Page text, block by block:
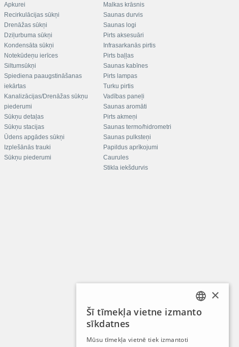
Apkurei
Recirkulācijas sūkņi
Drenāžas sūkņi
Dziļurbuma sūkņi
Kondensāta sūkņi
Notekūdeņu ierīces
Siltumsūkņi
Spiediena paaugstināšanas
iekārtas
Kanalizācijas/Drenāžas sūkņu
piederumi
Sūkņu detaļas
Sūkņu stacijas
Ūdens apgādes sūkņi
Izplešānās trauki
Sūkņu piederumi
Malkas krāsnis
Saunas durvis
Saunas logi
Pirts aksesuāri
Infrasarkanās pirtis
Pirts baļļas
Saunas kabīnes
Pirts lampas
Turku pirtis
Vadības paneļi
Saunas aromāti
Pirts akmeņi
Saunas termo/hidrometri
Saunas pulksteņi
Papildus aprīkojumi
Caurules
Stikla iekšdurvis
LATVIAN
×
Šī tīmekļa vietne izmanto
sīkdatnes
Mūsu tīmekļa vietnē tiek izmantoti